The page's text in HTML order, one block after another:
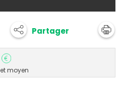
Partager
moyen